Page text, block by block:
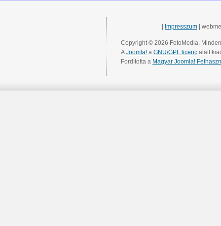
Impresszum |
Copyright © 2026 FotoMedia.
AJoomla! a GNU/GPL licenc alatt
Fordította a Magyar Joomla!